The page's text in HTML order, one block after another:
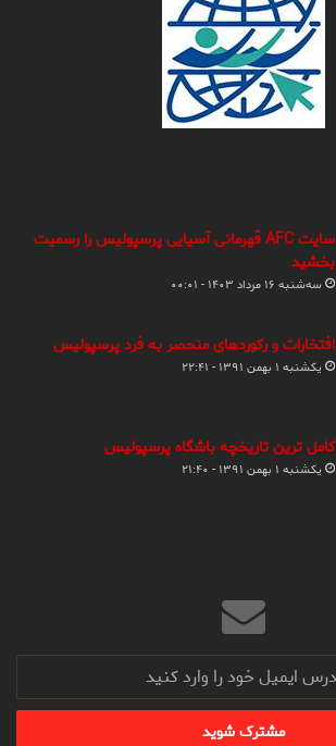
سایت AFC قهرمانی آسیایی پرسپولیس را رسمیت
بخشید
سه‌شنبه ۱۶ مرداد ۱۴۰۳ - ۰۰:۰۱
افتخارات و رکوردهای منحصر به فرد پرسپولیس
یکشنبه ۱ بهمن ۱۳۹۱ - ۲۲:۴۱
کامل ترین تاریخچه باشگاه پرسپولیس
یکشنبه ۱ بهمن ۱۳۹۱ - ۲۱:۴۰